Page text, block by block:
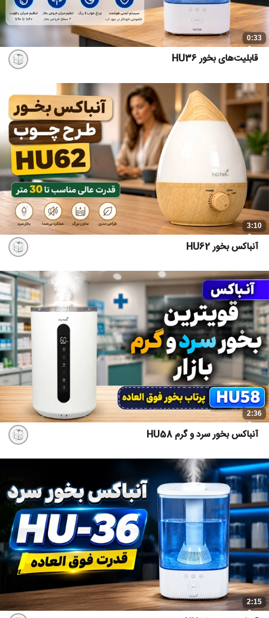
0:33
قابلیت‌های بخور HU36
3:10
آنباکس بخور HU62
2:36
آنباکس بخور سرد و گرم HU58
2:15